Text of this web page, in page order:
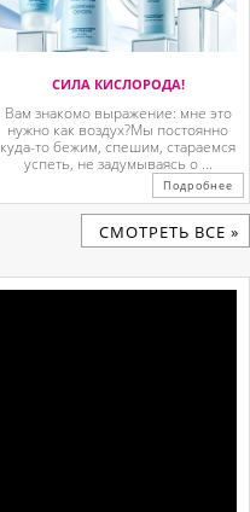
СИЛА КИСЛОРОДА!
Вам знакомо выражение: мне это
нужно как воздух?Мы постоянно
куда-то бежим, спешим, стараемся
успеть, не задумываясь о ...
Подробнее
CМОТРЕТЬ ВСЕ »